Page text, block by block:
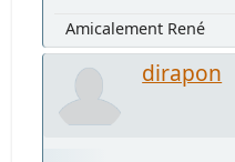
Amicalement René
dirapon